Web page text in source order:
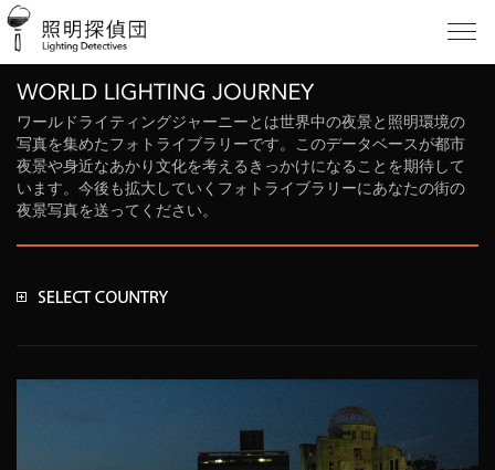
ワールドライティングジャーニーとは世界中の夜景と照明環境の
写真を集めたフォトライブラリーです。このデータベースが都市
夜景や身近なあかり文化を考えるきっかけになることを期待して
います。今後も拡大していくフォトライブラリーにあなたの街の
夜景写真を送ってください。